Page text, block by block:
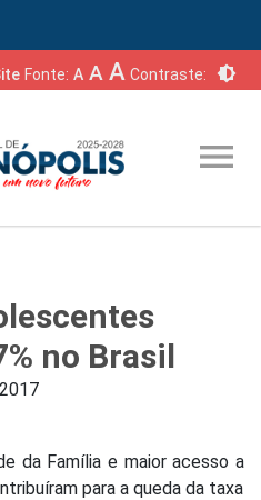
Fonte: A A A Contraste: brightness_6
menu
no Brasil
da Família e maior acesso a
para a queda da taxa